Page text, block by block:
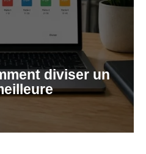
diviser un